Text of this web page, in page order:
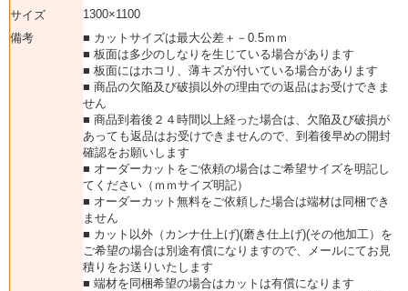
サイズ
1300×1100
備考
■ カットサイズは最大公差＋－0.5ｍｍ
■ 板面は多少のしなりを生じている場合があります
■ 板面にはホコリ、薄キズが付いている場合があります
■ 商品の欠陥及び破損以外の理由での返品はお受けできま
せん
■ 商品到着後２４時間以上経った場合は、欠陥及び破損が
あっても返品はお受けできませんので、到着後早めの開封
確認をお願いします
■ オーダーカットをご依頼の場合はご希望サイズを明記し
てください（ｍｍサイズ明記）
■ オーダーカット無料をご依頼した場合は端材は同梱でき
ません
■ カット以外（カンナ仕上げ)(磨き仕上げ)(その他加工）を
ご希望の場合は別途有償になりますので、メールにてお見
積りをお送りいたします
■ 端材を同梱希望の場合はカットは有償になります